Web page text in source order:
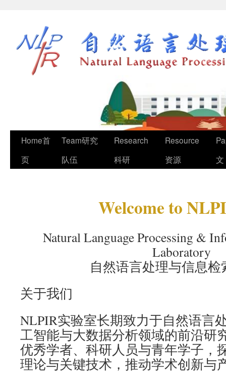
Home首
页
Team研究
队伍
Research
科研
Resource
资源
文
Welcome to
Natural Language Processing &
Laboratory
自然语言处理与信息检
关于我们
NLPIR实验室长期致力于自然语言
工智能与大数据分析领域的前沿研
优秀学者、科研人员与青年学子，
理论与关键技术，推动学术创新与